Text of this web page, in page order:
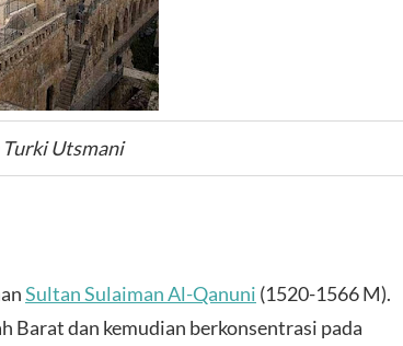
Turki Utsmani
Sultan Sulaiman Al-Qanuni (1520-1566 M).
Barat dan kemudian berkonsentrasi pada